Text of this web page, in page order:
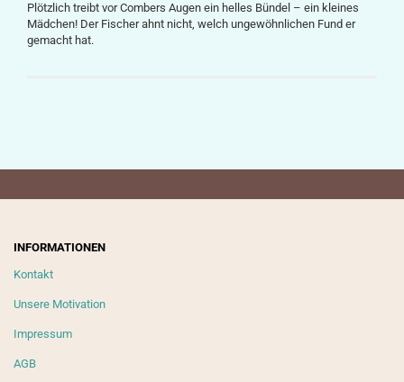
Plötzlich treibt vor Combers Augen ein helles Bündel – ein kleines
Mädchen! Der Fischer ahnt nicht, welch ungewöhnlichen Fund er
gemacht hat.
INFORMATIONEN
Kontakt
Unsere Motivation
Impressum
AGB